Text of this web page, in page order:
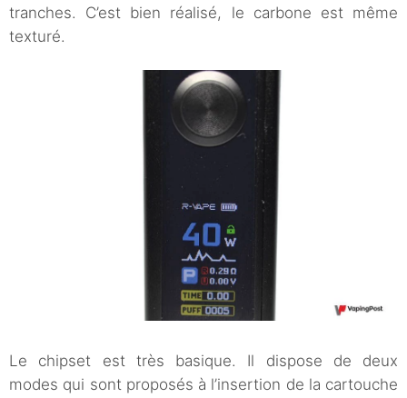
tranches. C’est bien réalisé, le carbone est même
texturé.
Le chipset est très basique. Il dispose de deux
modes qui sont proposés à l’insertion de la cartouche